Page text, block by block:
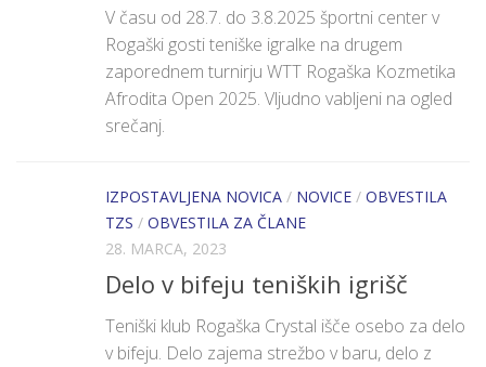
V času od 28.7. do 3.8.2025 športni center v
Rogaški gosti teniške igralke na drugem
zaporednem turnirju WTT Rogaška Kozmetika
Afrodita Open 2025. Vljudno vabljeni na ogled
srečanj.
IZPOSTAVLJENA NOVICA / NOVICE / OBVESTILA
TZS / OBVESTILA ZA ČLANE
28. MARCA, 2023
Delo v bifeju teniških igrišč
Teniški klub Rogaška Crystal išče osebo za delo
v bifeju. Delo zajema strežbo v baru, delo z